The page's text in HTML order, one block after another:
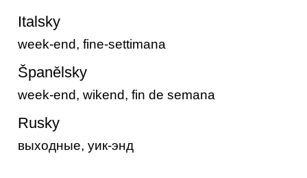
Italsky
week-end, fine-settimana
Španělsky
week-end, wikend, fin de semana
Rusky
выходные, уик-энд